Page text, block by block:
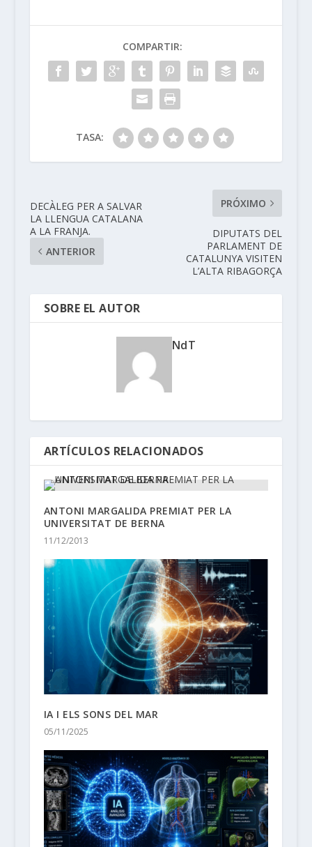
COMPARTIR:
TASA:
DECÀLEG PER A SALVAR
LA LLENGUA CATALANA
A LA FRANJA.
ANTERIOR
PRÓXIMO
DIPUTATS DEL
PARLAMENT DE
CATALUNYA VISITEN
L’ALTA RIBAGORÇA
SOBRE EL AUTOR
NdT
ARTÍCULOS RELACIONADOS
ANTONI MARGALIDA PREMIAT PER LA
UNIVERSITAT DE BERNA
11/12/2013
IA I ELS SONS DEL MAR
05/11/2025